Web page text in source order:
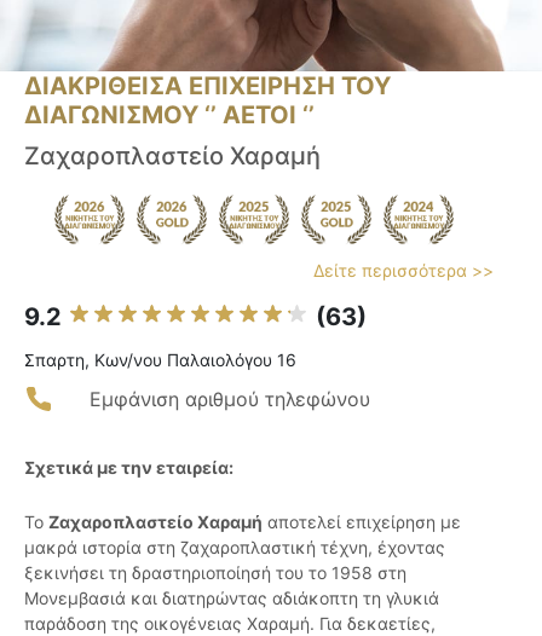
ΔΙΑΚΡΙΘΕΙΣΑ ΕΠΙΧΕΙΡΗΣΗ ΤΟΥ
ΔΙΑΓΩΝΙΣΜΟΥ ‘’ ΑΕΤΟΙ ‘’
Ζαχαροπλαστείο Χαραμή
Δείτε περισσότερα >>
9.2 (63)
Σπαρτη, Κων/νου Παλαιολόγου 16
Εμφάνιση αριθμού τηλεφώνου
Σχετικά με την εταιρεία:
Το Ζαχαροπλαστείο Χαραμή αποτελεί επιχείρηση με
μακρά ιστορία στη ζαχαροπλαστική τέχνη, έχοντας
ξεκινήσει τη δραστηριοποίησή του το 1958 στη
Μονεμβασιά και διατηρώντας αδιάκοπτη τη γλυκιά
παράδοση της οικογένειας Χαραμή. Για δεκαετίες,